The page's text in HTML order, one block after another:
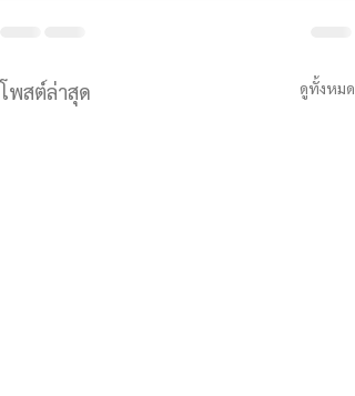
โพสต์ล่าสุด ดูทั้งหมด